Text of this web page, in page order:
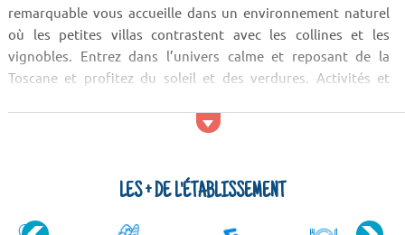
remarquable vous accueille dans un environnement naturel
où les petites villas contrastent avec les collines et les
vignobles. Entrez dans l’univers calme et reposant de la
Toscane et profitez du soleil et des verdures. Activités et
détente, vous allez pouvoir profiter de la piscine extérieure
LES + DE L'ÉTABLISSEMENT